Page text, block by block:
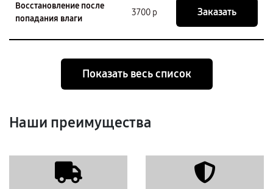
Восстановление после
попадания влаги
3700 р Заказать
Показать весь список
Наши преимущества